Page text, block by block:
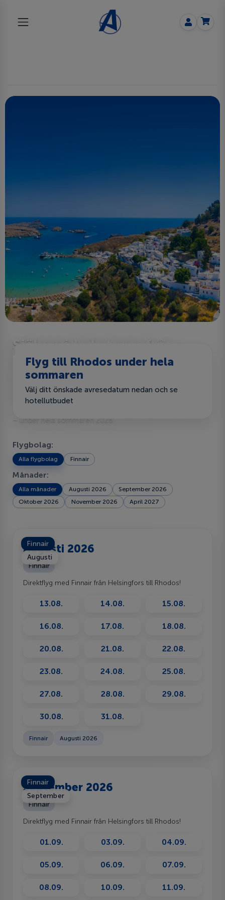
Självguidade turer från
Helsingfors till Rhodos
härliga
medelhavsatmosfär!
– under hela sommaren 2026.
Flyg till Rhodos under hela
sommaren
Välj ditt önskade avresedatum nedan och se
hotellutbudet
Flygbolag:
Alla flygbolag Finnair
Månader:
Alla månader Augusti 2026
September 2026
Oktober 2026
November 2026 April 2027
Finnair
Augusti
Augusti 2026
Finnair
Direktflyg med Finnair från Helsingfors till Rhodos!
13.08. 14.08. 15.08.
16.08. 17.08. 18.08.
20.08. 21.08. 22.08.
23.08. 24.08. 25.08.
27.08. 28.08. 29.08.
30.08. 31.08.
Finnair Augusti 2026
Finnair
September
September 2026
Finnair
Direktflyg med Finnair från Helsingfors till Rhodos!
01.09. 03.09. 04.09.
05.09. 06.09. 07.09.
08.09. 10.09. 11.09.